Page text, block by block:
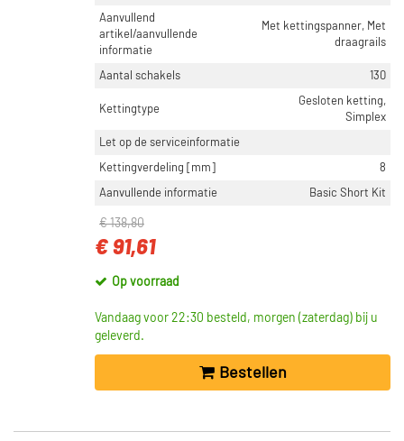
Aanvullend
artikel/aanvullende
informatie
Met kettingspanner, Met
draagrails
Aantal schakels 130
Kettingtype
Gesloten ketting,
Simplex
Let op de serviceinformatie
Kettingverdeling [mm]
8
Aanvullende informatie
Basic Short Kit
€ 138,80
€ 91,61
Op voorraad
Vandaag voor 22:30 besteld, morgen (zaterdag) bij u
geleverd.
Bestellen